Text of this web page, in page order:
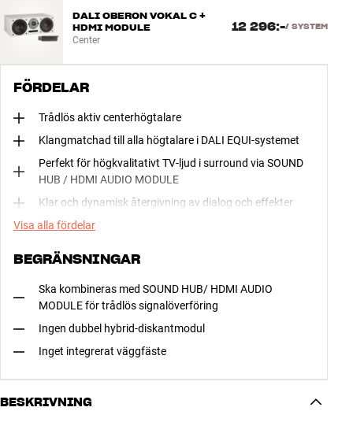
DALI OBERON VOKAL C +
HDMI MODULE
Center
12 296:-/ SYSTEM
FÖRDELAR
Trådlös aktiv centerhögtalare
Klangmatchad till alla högtalare i DALI EQUI-systemet
Perfekt för högkvalitativt TV-ljud i surround via SOUND
HUB / HDMI AUDIO MODULE
Klar och dynamisk återgivning av dialog och effekter
Visa alla fördelar
BEGRÄNSNINGAR
Ska kombineras med SOUND HUB/ HDMI AUDIO
MODULE för trådlös signalöverföring
Ingen dubbel hybrid-diskantmodul
Inget integrerat väggfäste
BESKRIVNING